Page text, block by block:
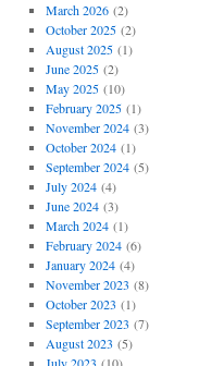
March 2026(2)
October 2025(2)
August 2025(1)
June 2025(2)
May 2025(10)
February 2025(1)
November 2024(3)
October 2024(1)
September 2024(5)
July 2024(4)
June 2024(3)
March 2024(1)
February 2024(6)
January 2024(4)
November 2023 (8)
October 2023 (1)
September 2023 (7)
August 2023 (5)